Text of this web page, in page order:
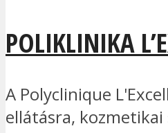
POLIKLINIKA
A Polyclinique
ellátásra, kozmetikai